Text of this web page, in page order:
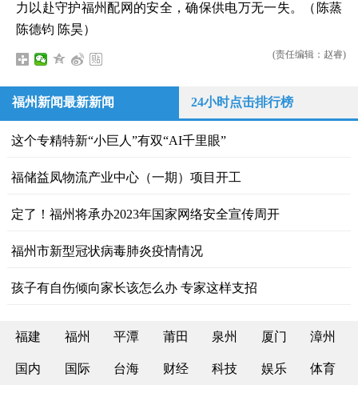
力以赴守护福州配网的安全，确保供电万无一失。（陈蒸
陈德钧 陈昊）
(责任编辑：赵睿)
福州新闻最新新闻 24小时点击排行榜
这个专精特新“小巨人”有双“AI千里眼”
福储益凤物流产业中心（一期）项目开工
定了！福州将承办2023年国家网络安全宣传周开
福州市新型冠状病毒肺炎疫情情况
孩子有自伤倾向家长该怎么办 专家这样支招
福建 福州 平潭 莆田 泉州 厦门 漳州
国内 国际 台海 财经 科技 娱乐 体育